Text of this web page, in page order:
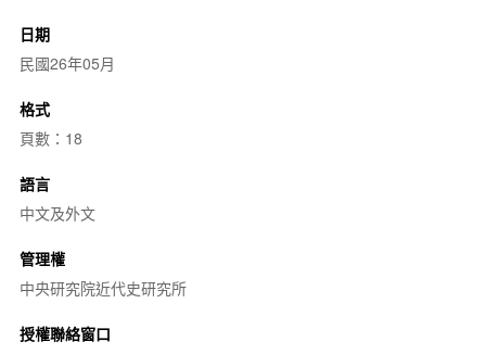
日期
民國26年05月
格式
頁數：18
語言
中文及外文
管理權
中央研究院近代史研究所
授權聯絡窗口